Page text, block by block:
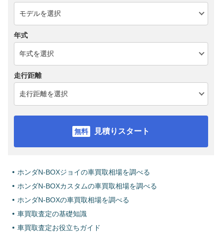
年式
走行距離
見積りスタート
ホンダN-BOXジョイの車買取相場を調べる
ホンダN-BOXカスタムの車買取相場を調べる
ホンダN-BOXの車買取相場を調べる
車買取査定の基礎知識
車買取査定お役立ちガイド